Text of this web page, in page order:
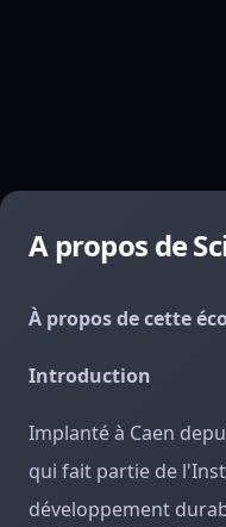
A propos de
À propos de cette
Introduction
Implanté à Caen
qui fait partie de
développement